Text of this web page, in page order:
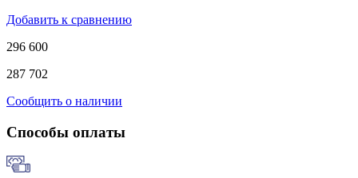
Добавить к сравнению
296 600
287 702
Сообщить о наличии
Способы оплаты